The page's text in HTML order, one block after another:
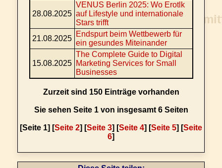
28.08.2025
VENUS Berlin 2025: Wo Erotlk
auf Lifestyle und internationale
Stars trifft
21.08.2025
Endspurt beim Wettbewerb für
ein gesundes Miteinander
15.08.2025
The Complete Guide to Digital
Marketing Services for Small
Businesses
Zurzeit sind 150 Einträge vorhanden
Sie sehen Seite 1 von insgesamt 6 Seiten
[Seite 1] [Seite 2] [Seite 3] [Seite 4] [Seite 5] [Seite
6]